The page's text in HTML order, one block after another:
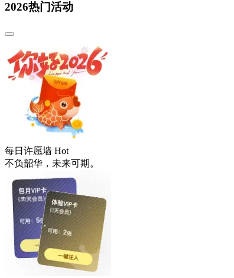
2026热门活动
每日许愿墙 Hot
不负韶华，未来可期。